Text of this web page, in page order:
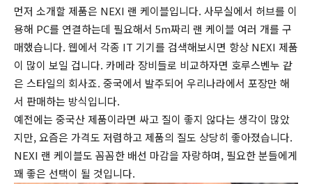
먼저 소개할 제품은 NEXI 랜 케이블입니다. 사무실에서 허브를 이
용해 PC를 연결하는데 필요해서 5m짜리 랜 케이블 여러 개를 구
매했습니다. 웹에서 각종 IT 기기를 검색해보시면 항상 NEXI 제품
이 많이 보일 겁니다. 카메라 장비들로 비교하자면 호루스벤누 같
은 스타일의 회사죠. 중국에서 발주되어 우리나라에서 포장만 해
서 판매하는 방식입니다.
예전에는 중국산 제품이라면 싸고 질이 좋지 않다는 생각이 많았
지만, 요즘은 가격도 저렴하고 제품의 질도 상당히 좋아졌습니다.
NEXI 랜 케이블도 꼼꼼한 배선 마감을 자랑하며, 필요한 분들에게
꽤 좋은 선택이 될 것입니다.